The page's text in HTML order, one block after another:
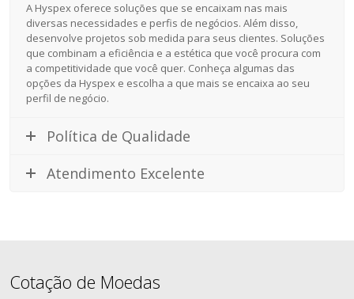
A Hyspex oferece soluções que se encaixam nas mais
diversas necessidades e perfis de negócios. Além disso,
desenvolve projetos sob medida para seus clientes. Soluções
que combinam a eficiência e a estética que você procura com
a competitividade que você quer. Conheça algumas das
opções da Hyspex e escolha a que mais se encaixa ao seu
perfil de negócio.
Política de Qualidade
Atendimento Excelente
Cotação de Moedas